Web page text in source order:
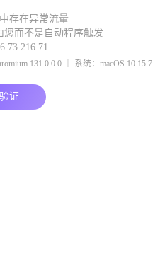
存在异常流量
您而不是自动程序触发
131.0.0.0 ｜ 系统：macOS 10.15.7
证